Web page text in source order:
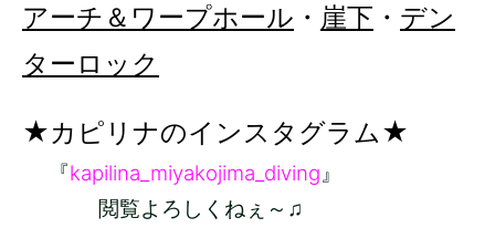
アーチ＆ワープホール ・ 崖下 ・ デン
ターロック
★カピリナのインスタグラム★
『kapilina_miyakojima_diving』
閲覧よろしくねぇ～♫